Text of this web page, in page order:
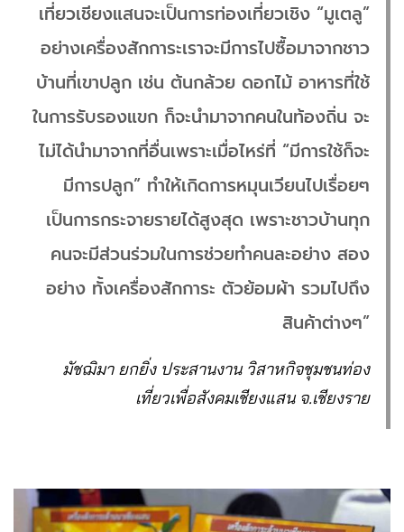
เที่ยวเชียงแสนจะเป็นการท่องเที่ยวเชิง “มูเตลู”
อย่างเครื่องสักการะเราจะมีการไปซื้อมาจากชาว
บ้านที่เขาปลูก เช่น ต้นกล้วย ดอกไม้ อาหารที่ใช้
ในการรับรองแขก ก็จะนำมาจากคนในท้องถิ่น จะ
ไม่ได้นำมาจากที่อื่นเพราะเมื่อไหร่ที่ “มีการใช้ก็จะ
มีการปลูก” ทำให้เกิดการหมุนเวียนไปเรื่อยๆ
เป็นการกระจายรายได้สูงสุด เพราะชาวบ้านทุก
คนจะมีส่วนร่วมในการช่วยทำคนละอย่าง สอง
อย่าง ทั้งเครื่องสักการะ ตัวย้อมผ้า รวมไปถึง
สินค้าต่างๆ”
มัชฌิมา ยกยิ่ง ประสานงาน วิสาหกิจชุมชนท่อง
เที่ยวเพื่อสังคมเชียงแสน จ.เชียงราย